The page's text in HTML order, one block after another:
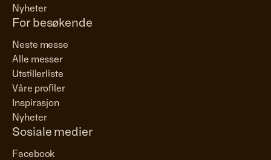
Nyheter
For besøkende
Neste messe
Alle messer
Utstillerliste
Våre profiler
Inspirasjon
Nyheter
Sosiale medier
Facebook